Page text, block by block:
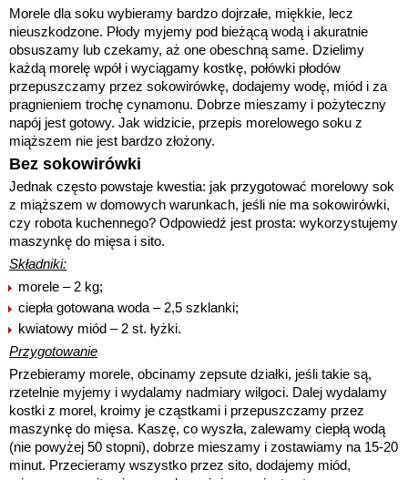
Morele dla soku wybieramy bardzo dojrzałe, miękkie, lecz
nieuszkodzone. Płody myjemy pod bieżącą wodą i akuratnie
obsuszamy lub czekamy, aż one obeschną same. Dzielimy
każdą morelę wpół i wyciągamy kostkę, połówki płodów
przepuszczamy przez sokowirówkę, dodajemy wodę, miód i za
pragnieniem trochę cynamonu. Dobrze mieszamy i pożyteczny
napój jest gotowy. Jak widzicie, przepis morelowego soku z
miąższem nie jest bardzo złożony.
Bez sokowirówki
Jednak często powstaje kwestia: jak przygotować morelowy sok
z miąższem w domowych warunkach, jeśli nie ma sokowirówki,
czy robota kuchennego? Odpowiedź jest prosta: wykorzystujemy
maszynkę do mięsa i sito.
Składniki:
morele – 2 kg;
ciepła gotowana woda – 2,5 szklanki;
kwiatowy miód – 2 st. łyżki.
Przygotowanie
Przebieramy morele, obcinamy zepsute działki, jeśli takie są,
rzetelnie myjemy i wydalamy nadmiary wilgoci. Dalej wydalamy
kostki z morel, kroimy je cząstkami i przepuszczamy przez
maszynkę do mięsa. Kaszę, co wyszła, zalewamy ciepłą wodą
(nie powyżej 50 stopni), dobrze mieszamy i zostawiamy na 15-20
minut. Przecieramy wszystko przez sito, dodajemy miód,